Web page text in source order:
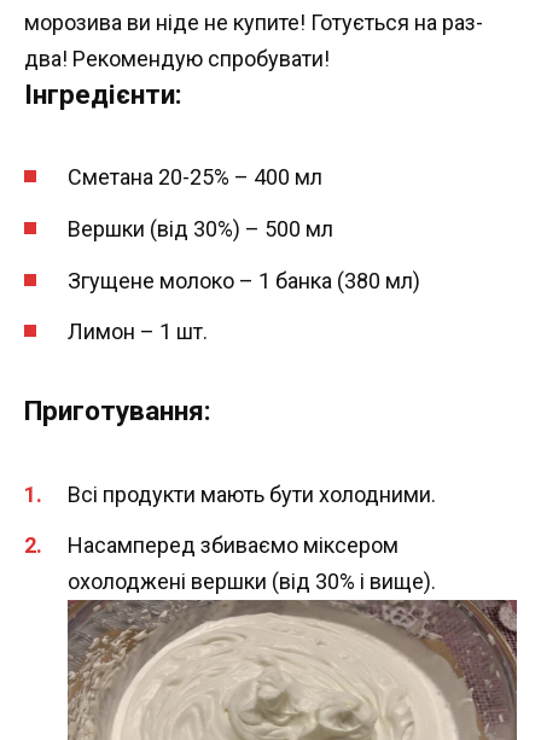
морозива ви ніде не купите! Готується на раз-
два! Рекомендую спробувати!
Інгредієнти:
Сметана 20-25% – 400 мл
Вершки (від 30%) – 500 мл
Згущене молоко – 1 банка (380 мл)
Лимон – 1 шт.
Приготування:
Всі продукти мають бути холодними.
Насамперед збиваємо міксером
охолоджені вершки (від 30% і вище).